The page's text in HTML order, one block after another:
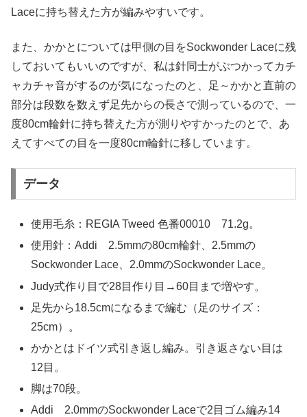
Laceに持ち替えた方が編みやすいです。
また、かかとについては甲側の目をSockwonder Laceに残
しておいてもいいのですが、私は針同士がぶつかってカチ
ャカチャ音がするのが気になったのと、足～かかと直前の
部分は段数を数えず足先からの長さで測っているので、一
度80cm輪針に持ち替えた方が測りやすかったのとで、あ
えてすべての目を一度80cm輪針に移しています。
データ
使用毛糸：REGIA Tweed 色番00010 71.2g。
使用針：Addi 2.5mmの80cm輪針、2.5mmの
Sockwonder Lace、2.0mmのSockwonder Lace。
Judy式作り目で28目作り目→60目まで増やす。
足先から18.5cmになるまで編む（足のサイズ：
25cm）。
かかとはドイツ式引き返し編み。引き返さない目は
12目。
脚は70段。
Addi 2.0mmのSockwonder Laceで2目ゴム編み14